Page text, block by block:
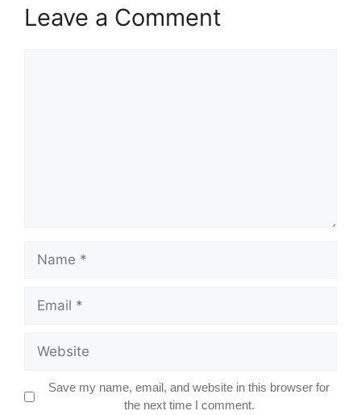
Leave a Comment
Name
Email
Website
Save my name, email, and website in this browser for
the next time I comment.